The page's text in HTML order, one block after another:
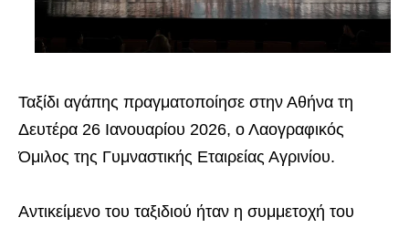
Ταξίδι αγάπης πραγματοποίησε στην Αθήνα τη
Δευτέρα 26 Ιανουαρίου 2026, ο Λαογραφικός
Όμιλος της Γυμναστικής Εταιρείας Αγρινίου.
Αντικείμενο του ταξιδιού ήταν η συμμετοχή του